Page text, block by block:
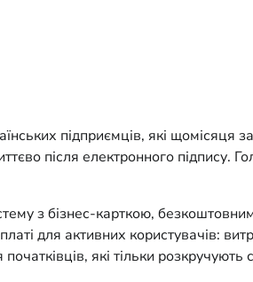
підприємців, які щомісяця
після електронного підпису.
з бізнес-карткою,
для активних користувачів:
які тільки розкручують